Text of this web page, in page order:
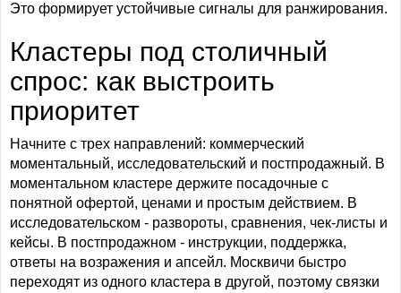
Это формирует устойчивые сигналы для ранжирования.
Кластеры под столичный
спрос: как выстроить
приоритет
Начните с трех направлений: коммерческий
моментальный, исследовательский и постпродажный. В
моментальном кластере держите посадочные с
понятной офертой, ценами и простым действием. В
исследовательском - развороты, сравнения, чек-листы и
кейсы. В постпродажном - инструкции, поддержка,
ответы на возражения и апсейл. Москвичи быстро
переходят из одного кластера в другой, поэтому связки